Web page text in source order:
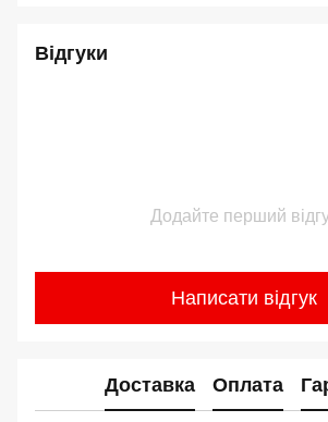
Відгуки
Додайте перший
Написати відгук
Доставка Оплата